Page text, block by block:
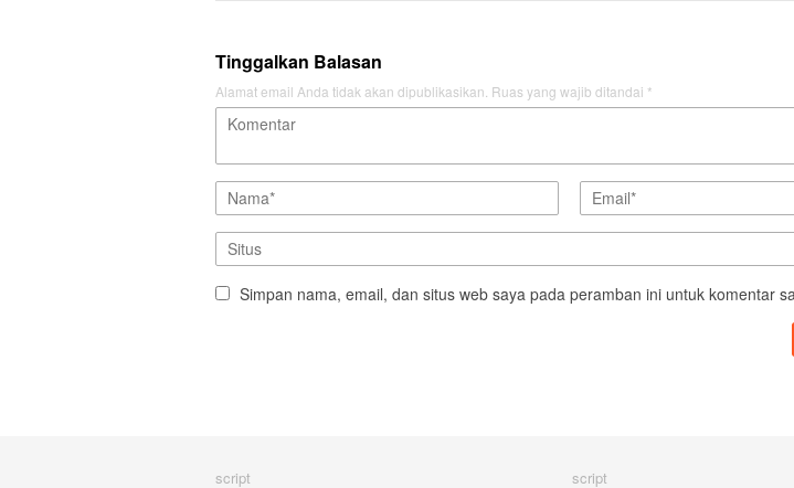
Tinggalkan Balasan
Alamat email Anda tidak akan dipublikasikan. Ruas yang wajib ditandai *
Simpan nama, email, dan situs web saya pada peramban ini untuk komentar
script script